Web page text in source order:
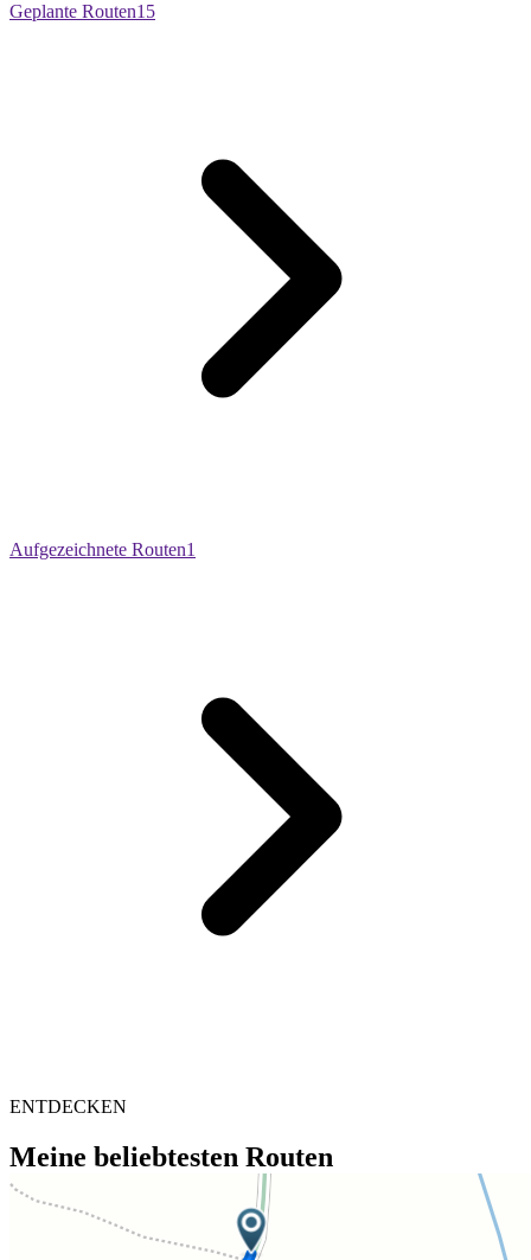
Geplante Routen15
Aufgezeichnete Routen1
ENTDECKEN
Meine beliebtesten Routen